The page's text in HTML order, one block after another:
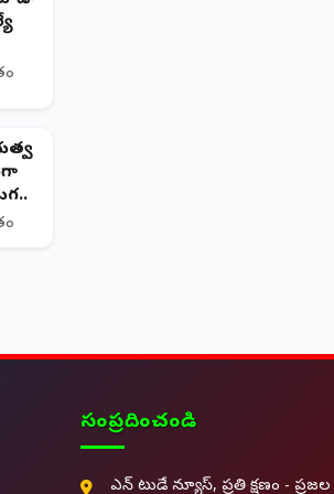
సంప్రదించండి
ఎన్ టుడే న్యూస్, ప్రతి క్షణం - ప్రజల